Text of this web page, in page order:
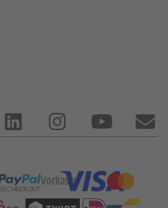
Vorkasse